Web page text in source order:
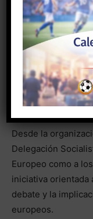
Julia Manzanares
permitió conocer
de la política
jóvenes de
conocimientos
actualmente la
Desde la
Delegación
Europeo como a
iniciativa orientada
debate y la
europeos.